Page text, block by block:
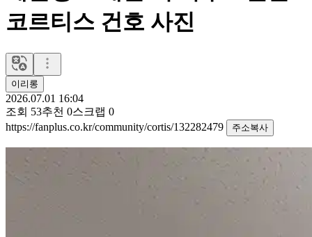
코르티스 건호 사진
이리롱
2026.07.01 16:04
조회 53추천 0스크랩 0
https://fanplus.co.kr/community/cortis/132282479
주소복사